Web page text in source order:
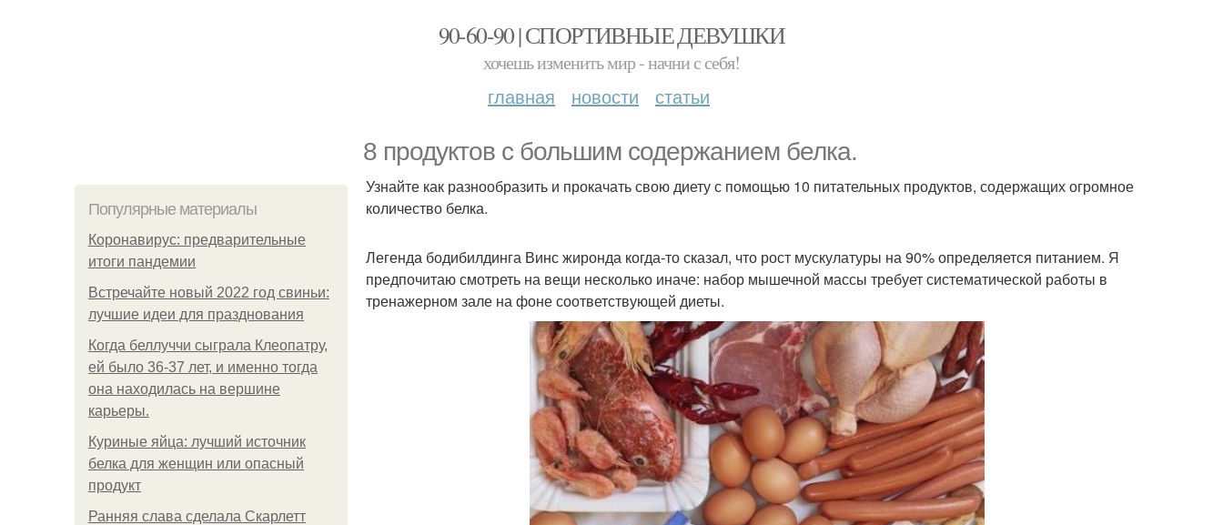
90-60-90 | СПОРТИВНЫЕ ДЕВУШКИ
хочешь изменить мир - начни с себя!
главная новости статьи
8 продуктов с большим содержанием белка.
Популярные материалы
Коронавирус: предварительные
итоги пандемии
Встречайте новый 2022 год свиньи:
лучшие идеи для празднования
Когда беллуччи сыграла Клеопатру,
ей было 36-37 лет, и именно тогда
она находилась на вершине
карьеры.
Куриные яйца: лучший источник
белка для женщин или опасный
продукт
Ранняя слава сделала Скарлетт
Узнайте как разнообразить и прокачать свою диету с помощью 10 питательных продуктов, содержащих огромное
количество белка.
Легенда бодибилдинга Винс жиронда когда-то сказал, что рост мускулатуры на 90% определяется питанием. Я
предпочитаю смотреть на вещи несколько иначе: набор мышечной массы требует систематической работы в
тренажерном зале на фоне соответствующей диеты.